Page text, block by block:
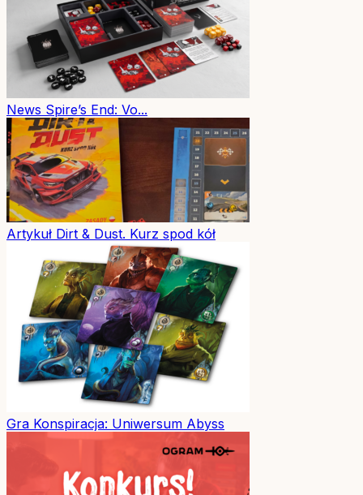
News Spire’s End: Vo...
Artykuł Dirt & Dust. Kurz spod kół
Gra Konspiracja: Uniwersum Abyss